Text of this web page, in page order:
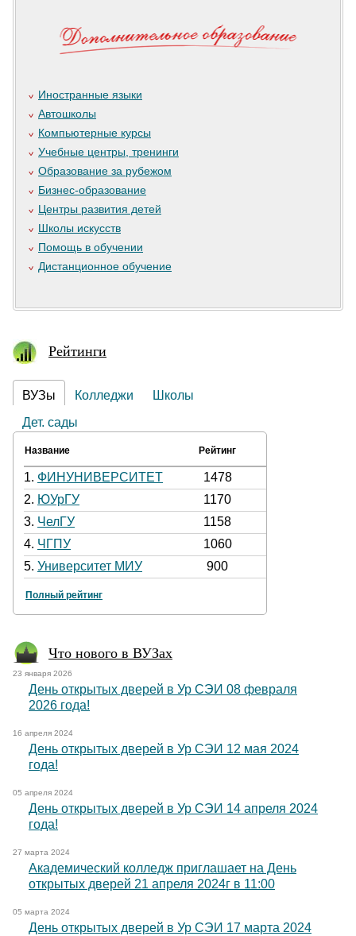
Иностранные языки
Автошколы
Компьютерные курсы
Учебные центры, тренинги
Образование за рубежом
Бизнес-образование
Центры развития детей
Школы искусств
Помощь в обучении
Дистанционное обучение
Рейтинги
ВУЗы Колледжи
Школы
Дет. сады
Название Рейтинг
1. ФИНУНИВЕРСИТЕТ
1478
2. ЮУрГУ
1170
3. ЧелГУ
1158
4. ЧГПУ
1060
5. Университет МИУ 900
Полный рейтинг
Что нового в ВУЗах
23 января 2026
День открытых дверей в Ур СЭИ 08 февраля
2026 года!
16 апреля 2024
День открытых дверей в Ур СЭИ 12 мая 2024
года!
05 апреля 2024
День открытых дверей в Ур СЭИ 14 апреля 2024
года!
27 марта 2024
Академический колледж приглашает на День
открытых дверей 21 апреля 2024г в 11:00
05 марта 2024
День открытых дверей в Ур СЭИ 17 марта 2024